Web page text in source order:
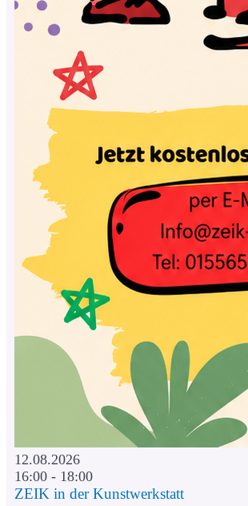
12.08.2026
16:00 - 18:00
ZEIK in der Kunstwerkstatt